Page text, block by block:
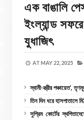
এক বাঙালি
ইংল্যান্ড
যুধাজিৎ
AT MAY 22, 2025
স্বামী-স্ত্রীর পঞ্চায়েত’,
তিন দিন ধরে হাসপাতালে
সুপ্রিম কোর্টের